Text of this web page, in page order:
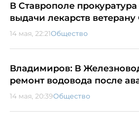
В Ставрополе
выдачи лекарств
14 мая, 22:21Общество
Владимиров: В
ремонт водовода после
14 мая, 20:39Общество